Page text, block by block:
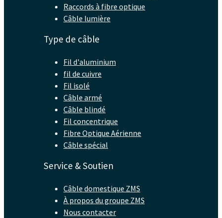
Raccords à fibre optique
Câble lumière
Type de câble
Fil d'aluminium
fil de cuivre
Fil isolé
Câble armé
Câble blindé
Fil concentrique
Fibre Optique Aérienne
Câble spécial
Service & Soutien
Câble domestique ZMS
À propos du groupe ZMS
Nous contacter